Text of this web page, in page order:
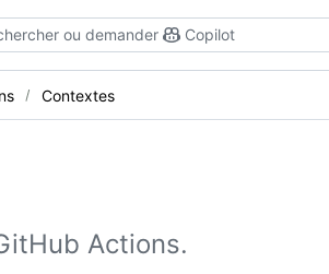
ou demander Copilot
Contextes
Actions.